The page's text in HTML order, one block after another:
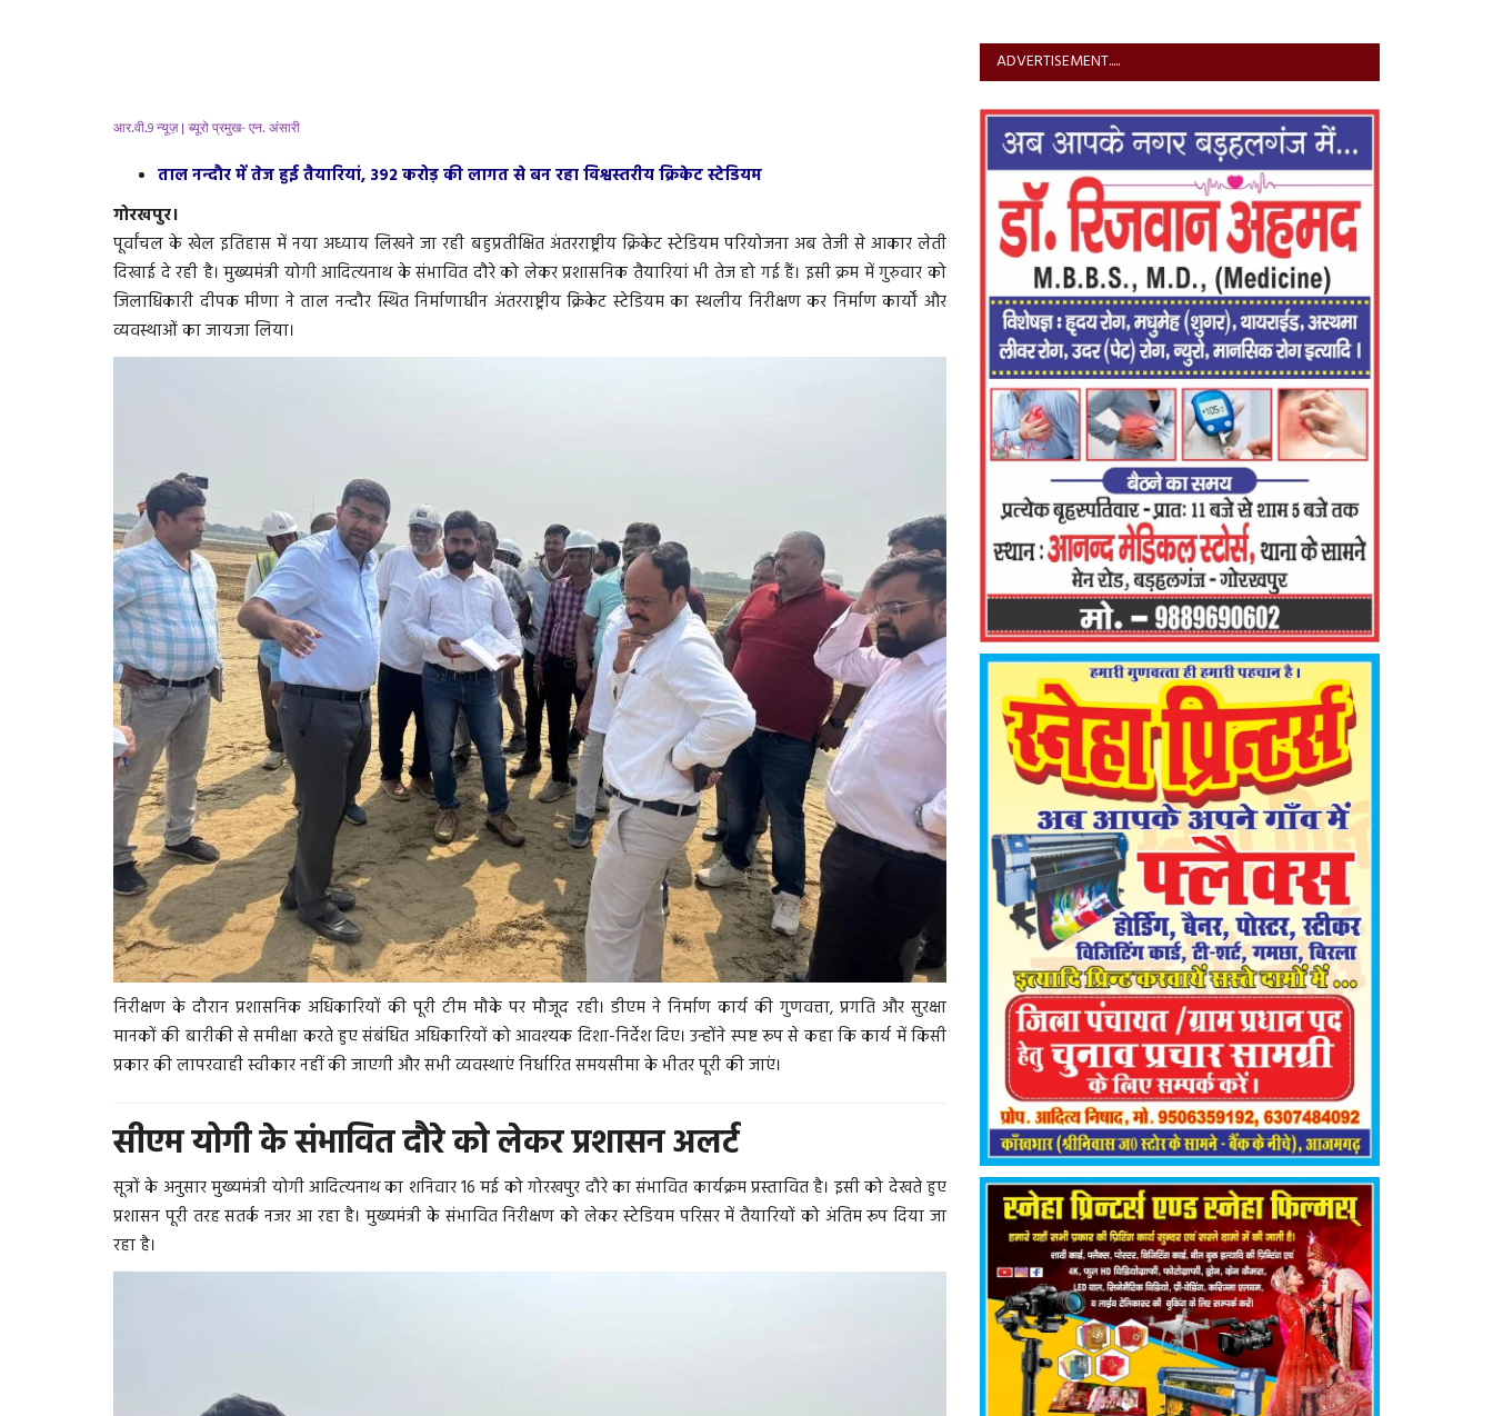
आर.वी.9न्यूज़| ब्यूरो प्रमुख- एन. अंसारी
ताल नन्दौर में तेज हुई तैयारियां, 392 करोड़ की लागत से बन रहा विश्वस्तरीय क्रिकेट स्टेडियम
गोरखपुर।
पूर्वांचल के खेल इतिहास में नया अध्याय लिखने जा रही बहुप्रतीक्षित अंतरराष्ट्रीय क्रिकेट स्टेडियम परियोजना अब तेजी से आकार लेती
दिखाई दे रही है। मुख्यमंत्री योगी आदित्यनाथ के संभावित दौरे को लेकर प्रशासनिक तैयारियां भी तेज हो गई हैं। इसी क्रम में गुरुवार को
जिलाधिकारी दीपक मीणा ने ताल नन्दौर स्थित निर्माणाधीन अंतरराष्ट्रीय क्रिकेट स्टेडियम का स्थलीय निरीक्षण कर निर्माण कार्यों और
व्यवस्थाओं का जायजा लिया।
निरीक्षण के दौरान प्रशासनिक अधिकारियों की पूरी टीम मौके पर मौजूद रही। डीएम ने निर्माण कार्य की गुणवत्ता, प्रगति और सुरक्षा
मानकों की बारीकी से समीक्षा करते हुए संबंधित अधिकारियों को आवश्यक दिशा-निर्देश दिए। उन्होंने स्पष्ट रूप से कहा कि कार्य में किसी
प्रकार की लापरवाही स्वीकार नहीं की जाएगी और सभी व्यवस्थाएं निर्धारित समयसीमा के भीतर पूरी की जाएं।
सीएम योगी के संभावित दौरे को लेकर प्रशासन अलर्ट
सूत्रों के अनुसार मुख्यमंत्री योगी आदित्यनाथ का शनिवार 16 मई को गोरखपुर दौरे का संभावित कार्यक्रम प्रस्तावित है। इसी को देखते हुए
प्रशासन पूरी तरह सतर्क नजर आ रहा है। मुख्यमंत्री के संभावित निरीक्षण को लेकर स्टेडियम परिसर में तैयारियों को अंतिम रूप दिया जा
रहा है।
ADVERTISEMENT.....